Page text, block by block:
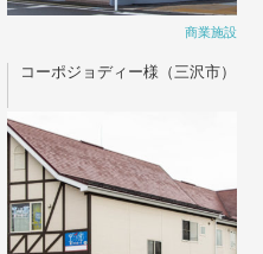
商業施設
コーポジョディー様（三沢市）